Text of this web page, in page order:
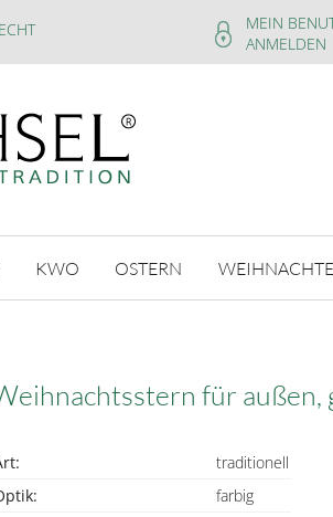
MEIN
ANMELDEN
KWO OSTERN
für außen,
traditionell
farbig